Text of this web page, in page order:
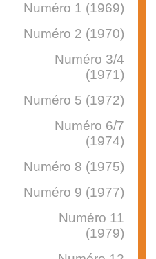
Numéro 1 (1969)
Numéro 2 (1970)
Numéro 3/4
(1971)
Numéro 5 (1972)
Numéro 6/7
(1974)
Numéro 8 (1975)
Numéro 9 (1977)
Numéro 11
(1979)